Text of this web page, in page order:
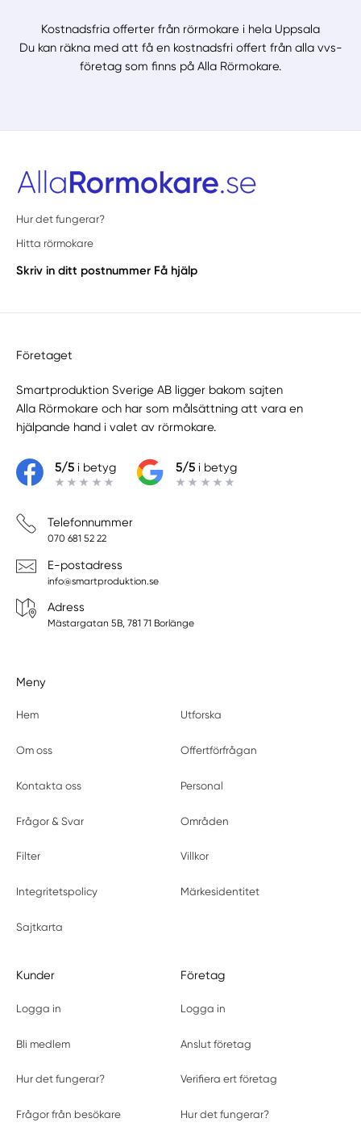
Kostnadsfria offerter från rörmokare i hela Uppsala
Du kan räkna med att få en kostnadsfri offert från alla vvs-
företag som finns på Alla Rörmokare.
Hur det fungerar?
Hitta rörmokare
Skriv in ditt postnummer Få hjälp
Företaget
Smartproduktion Sverige AB ligger bakom sajten
Alla Rörmokare och har som målsättning att vara en
hjälpande hand i valet av rörmokare.
5/5i betyg 5/5i betyg
Telefonnummer
070 681 52 22
E-postadress
info@smartproduktion.se
Adress
Mästargatan 5B, 781 71 Borlänge
Meny
Hem Utforska
Om oss Offertförfrågan
Kontakta oss Personal
Frågor & Svar Områden
Filter Villkor
Integritetspolicy Märkesidentitet
Sajtkarta
Kunder
Logga in
Bli medlem
Hur det fungerar?
Frågor från besökare
Företag
Logga in
Anslut företag
Verifiera ert företag
Hur det fungerar?